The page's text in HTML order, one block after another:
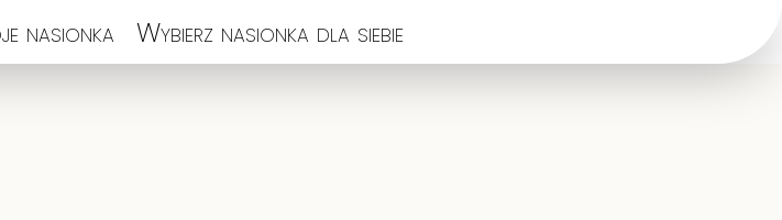
nasionka Wybierz nasionka dla siebie